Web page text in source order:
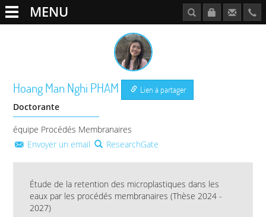
MENU
Hoang Man Nghi PHAM
Lien à partager
Doctorante
équipe Procédés Membranaires
Envoyer un email
ResearchGate
Étude de la retention des microplastiques dans les
eaux par les procédés membranaires (Thèse 2024 -
2027)